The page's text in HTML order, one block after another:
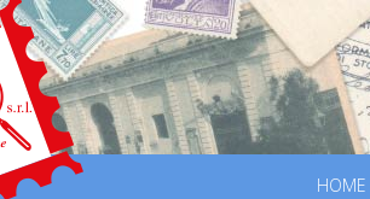
HOME